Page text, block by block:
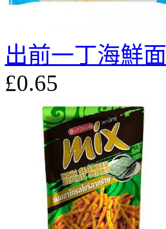
出前一丁海鮮面
£0.65